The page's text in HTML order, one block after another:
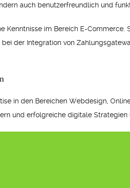
auch benutzerfreundlich und
im Bereich E-
der Integration von
in den Bereichen Webdesign,
und erfolgreiche digitale Strategien